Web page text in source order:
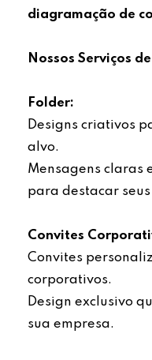
diagramação de
Nossos Serviços
Folder:
Designs criativos
alvo.
Mensagens claras
para destacar
Convites
Convites
corporativos.
Design exclusivo
sua empresa.